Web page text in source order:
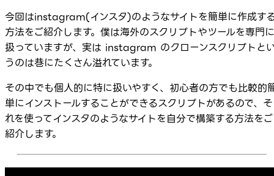
今回はinstagram(インスタ)のようなサイトを簡単に作成す
方法をご紹介します。僕は海外のスクリプトやツールを専門に
扱っていますが、実は instagram のクローンスクリプトと
うのは巷にたくさん溢れています。
その中でも個人的に特に扱いやすく、初心者の方でも比較的
単にインストールすることができるスクリプトがあるので、そ
れを使ってインスタのようなサイトを自分で構築する方法をご
紹介します。